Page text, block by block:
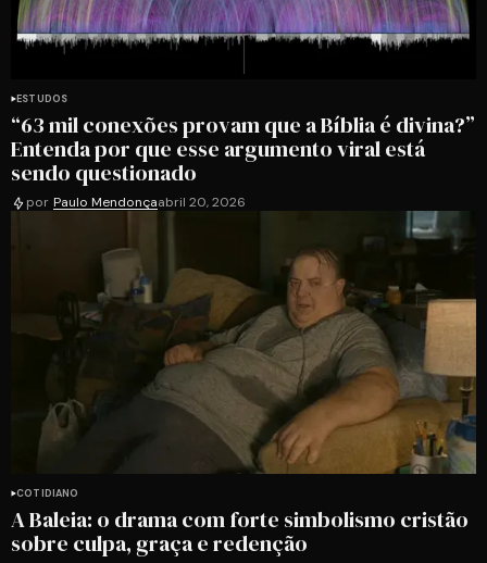
ESTUDOS
“63 mil conexões provam que a Bíblia é divina?”
Entenda por que esse argumento viral está
sendo questionado
por Paulo Mendonçaabril 20, 2026
COTIDIANO
A Baleia: o drama com forte simbolismo cristão
sobre culpa, graça e redenção